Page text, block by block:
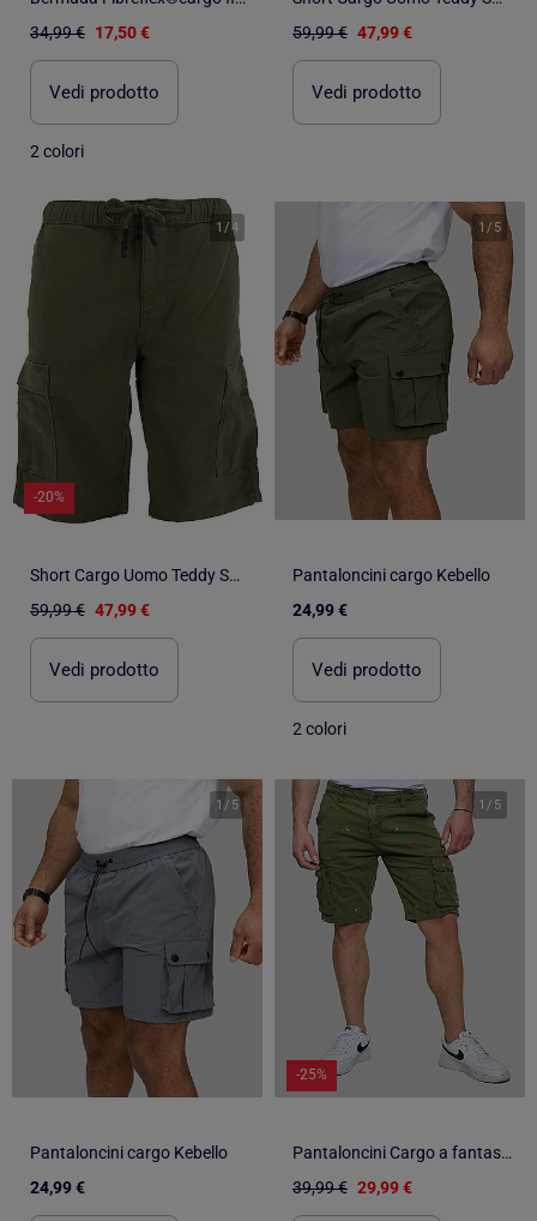
34,99 € 17,50 €
Vedi prodotto
2 colori
59,99 € 47,99 €
Vedi prodotto
1 /4
-20%
Short Cargo Uomo Teddy Smith
59,99 € 47,99 €
Vedi prodotto
1 / 5
Pantaloncini cargo Kebello
24,99 €
Vedi prodotto
2 colori
1 / 5
Pantaloncini cargo Kebello
24,99 €
1 / 5
-25%
Pantaloncini Cargo a fantasia Kebello
39,99 € 29,99 €